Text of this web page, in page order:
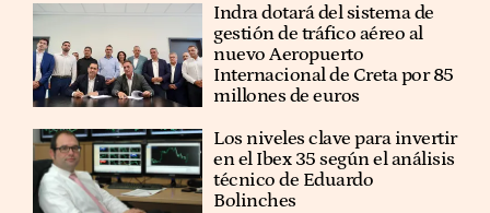
Indra dotará del sistema de
gestión de tráfico aéreo al
nuevo Aeropuerto
Internacional de Creta por 85
millones de euros
Los niveles clave para invertir
en el Ibex 35 según el análisis
técnico de Eduardo
Bolinches